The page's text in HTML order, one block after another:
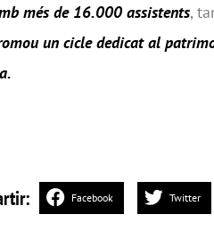
més de 16.000 assistents,
un cicle dedicat al
.
Facebook Twitter